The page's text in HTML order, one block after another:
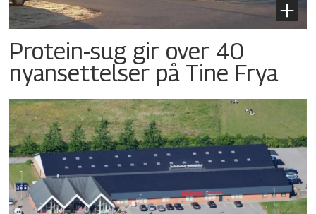
Protein-sug gir over 40
nyansettelser på Tine Frya